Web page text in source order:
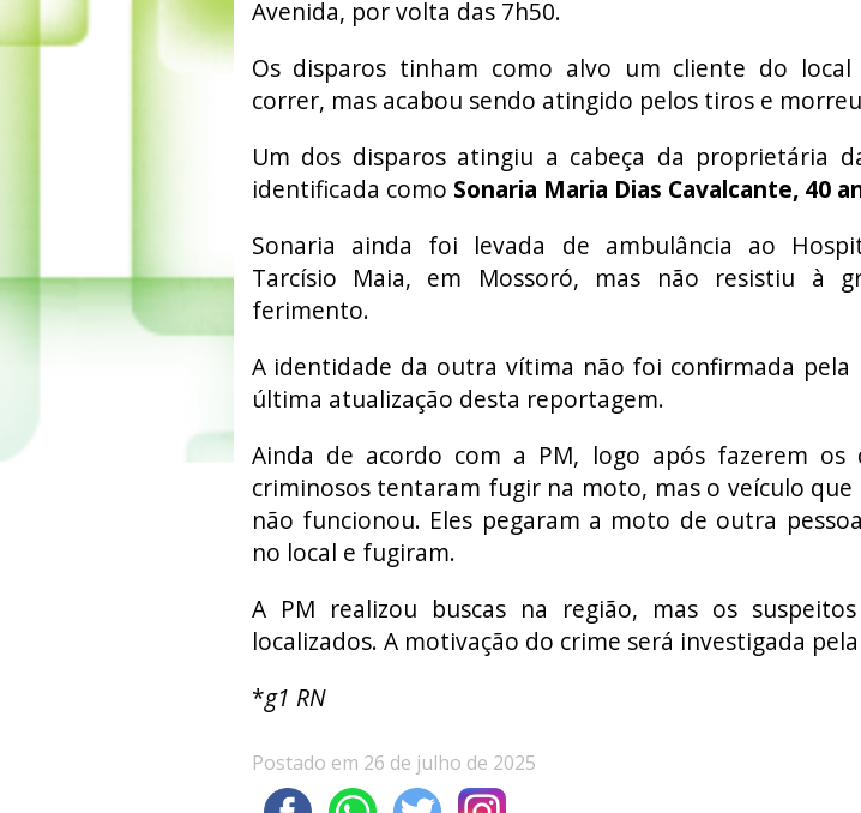
Avenida, por volta das 7h50.
Os disparos tinham como alvo um cliente do
correr, mas acabou sendo atingido pelos tiros e
Um dos disparos atingiu a cabeça da proprietária
identificada como Sonaria Maria Dias Cavalcante, 40
Sonaria ainda foi levada de ambulância ao
Tarcísio Maia, em Mossoró, mas não resistiu à
ferimento.
A identidade da outra vítima não foi confirmada pela
última atualização desta reportagem.
Ainda de acordo com a PM, logo após fazerem os
criminosos tentaram fugir na moto, mas o veículo que
não funcionou. Eles pegaram a moto de outra
no local e fugiram.
A PM realizou buscas na região, mas os
localizados. A motivação do crime será investigada
*g1 RN
Postado em 26 de julho de 2025